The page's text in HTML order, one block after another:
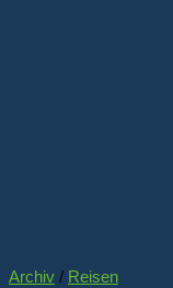
Archiv / Reisen